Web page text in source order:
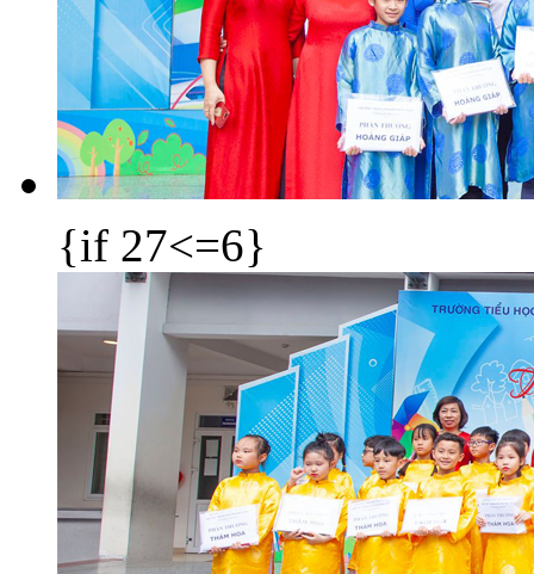
{if 27<=6}